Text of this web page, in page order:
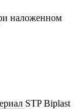
наложенном
STP Biplast